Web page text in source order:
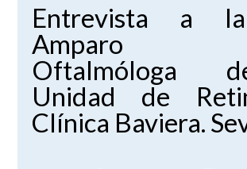
Entrevista a
Amparo
Oftalmóloga
Unidad de
Clínica Baviera.